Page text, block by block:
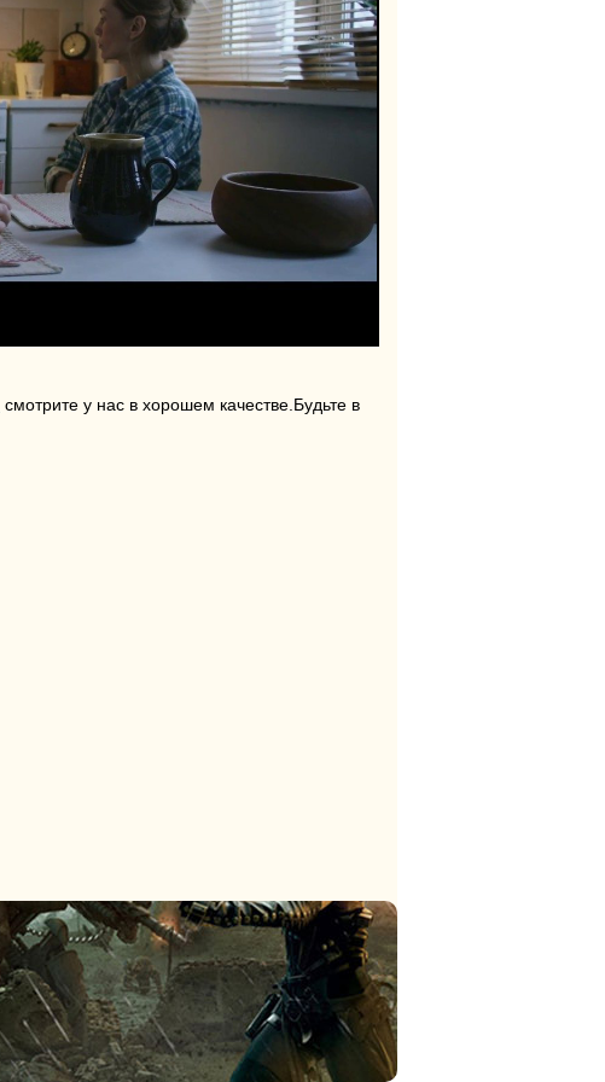
смотрите у нас в хорошем качестве.Будьте в